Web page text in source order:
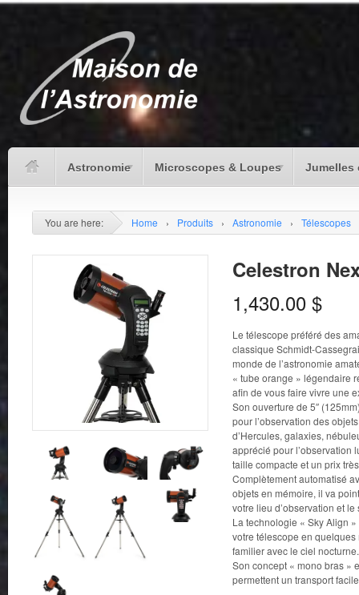
Astronomie Microscopes & Loupes Jumelles
You are here: Home › Produits › Astronomie › Télescopes
Celestron
1,430.00 $
Le télescope préféré des
classique Schmidt-
monde de l’astronomie
« tube orange » légendaire
afin de vous faire vivre une
Son ouverture de 5″
pour l’observation des
d’Hercules, galaxies,
apprécié pour l’observation
taille compacte et un prix
Complètement automatisé
objets en mémoire, il va
votre lieu d’observation et
La technologie « Sky Align
votre télescope en quelques
familier avec le ciel nocturne.
Son concept « mono bras »
permettent un transport